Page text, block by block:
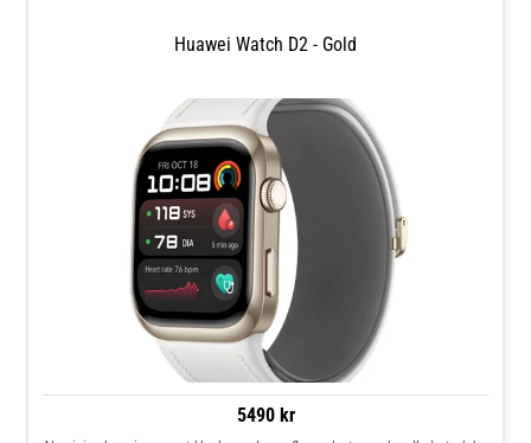
Huawei Watch D2 - Gold
5490 kr